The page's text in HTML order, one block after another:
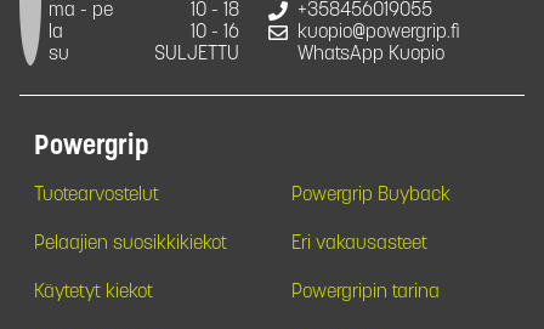
ma - pe
10 - 18
la
10 - 16
su
SULJETTU
+358456019055
kuopio@powergrip.fi
WhatsApp Kuopio
Powergrip
Tuotearvostelut Powergrip Buyback
Pelaajien suosikkikiekot Eri vakausasteet
Käytetyt kiekot Powergripin tarina